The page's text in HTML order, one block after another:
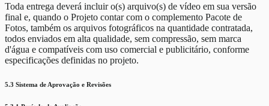
Toda entrega deverá incluir o(s) arquivo(s) de vídeo em sua versão
final e, quando o Projeto contar com o complemento Pacote de
Fotos, também os arquivos fotográficos na quantidade contratada,
todos enviados em alta qualidade, sem compressão, sem marca
d'água e compatíveis com uso comercial e publicitário, conforme
especificações definidas no projeto.
5.3 Sistema de Aprovação e Revisões